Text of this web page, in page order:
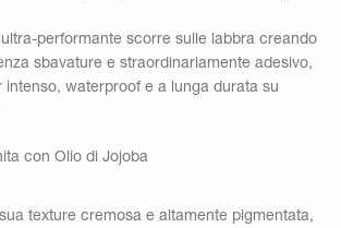
performante scorre sulle labbra creando
sbavature e straordinariamente adesivo,
intenso, waterproof e a lunga durata su
con Olio di Jojoba
texture cremosa e altamente pigmentata,